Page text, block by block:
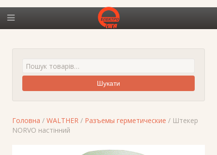
Шукати
Головна / WALTHER / Разъемы герметические / Штекер
NORVO настінний